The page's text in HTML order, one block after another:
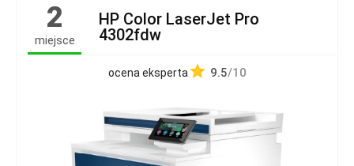
2
miejsce
HP Color LaserJet Pro
4302fdw
ocena eksperta 9.5/10